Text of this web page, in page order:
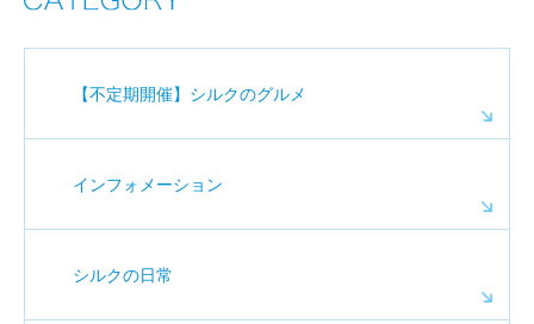
【不定期開催】シルクのグルメ
インフォメーション
シルクの日常